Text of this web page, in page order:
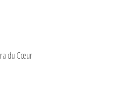
du Cœur